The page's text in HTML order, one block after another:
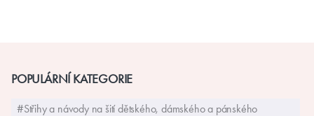
POPULÁRNÍ KATEGORIE
#Střihy a návody na šití dětského, dámského a pánského